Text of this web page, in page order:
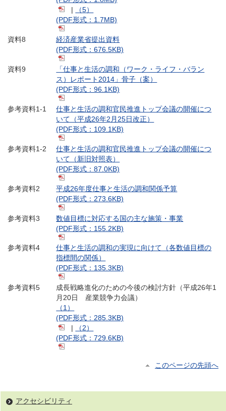
（5）
(PDF形式：1.7MB)
資料8
経済産業省提出資料
(PDF形式：676.5KB)
資料9
「仕事と生活の調和（ワーク・ライフ・バラン
ス）レポート2014」骨子（案）
(PDF形式：96.1KB)
参考資料1-1
仕事と生活の調和官民推進トップ会議の開催につ
いて（平成26年2月25日改正）
(PDF形式：109.1KB)
参考資料1-2
仕事と生活の調和官民推進トップ会議の開催につ
いて（新旧対照表）
(PDF形式：87.0KB)
参考資料2
平成26年度仕事と生活の調和関係予算
(PDF形式：273.6KB)
参考資料3
数値目標に対応する国の主な施策・事業
(PDF形式：155.2KB)
参考資料4
仕事と生活の調和の実現に向けて（各数値目標の
指標間の関係）
(PDF形式：135.3KB)
参考資料5
成長戦略進化のための今後の検討方針（平成26年1
月20日 産業競争力会議）
（1）
(PDF形式：285.3KB)
（2）
(PDF形式：729.6KB)
このページの先頭へ
アクセシビリティ